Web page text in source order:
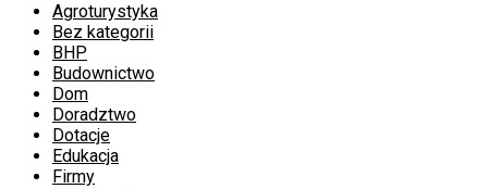
Agroturystyka
Bez kategorii
BHP
Budownictwo
Dom
Doradztwo
Dotacje
Edukacja
Firmy